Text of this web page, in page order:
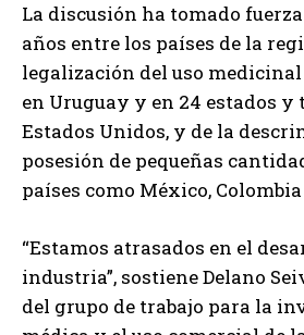
La discusión ha tomado
años entre los países de la
legalización del uso
en Uruguay y en 24 estados
Estados Unidos, y de la
posesión de pequeñas
países como México,
“Estamos atrasados en el
industria”, sostiene Delano
del grupo de trabajo para la